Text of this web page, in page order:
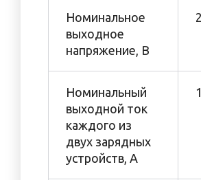
Номинальное
выходное
напряжение, В
Номинальный
выходной ток
каждого из
двух зарядных
устройств, А